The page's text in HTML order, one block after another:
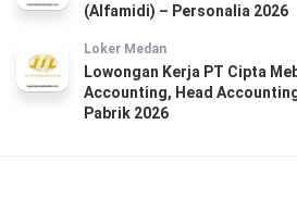
(Alfamidi) – Personalia 2026
Loker Medan
Lowongan Kerja PT Cipta
Accounting, Head
Pabrik 2026